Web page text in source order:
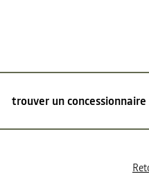
trouver un concessionnaire